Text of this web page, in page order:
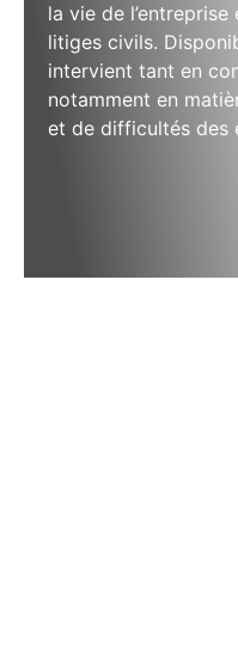
la vie de l’entreprise
litiges civils.
intervient tant en
notamment en
et de difficultés des